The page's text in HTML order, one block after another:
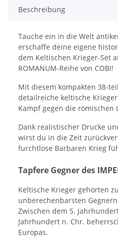
Beschreibung
Tauche ein in die Welt
erschaffe deine eigene
dem Keltischen Krieger-Set
ROMANUM-Reihe von COBI!
Mit diesem kompakten 38-
detailreiche keltische
Kampf gegen die römischen
Dank realistischer Drucke
wirst du in die Zeit
furchtlose Barbaren Krieg
Tapfere Gegner des
Keltische Krieger gehörten
unberechenbarsten
Zwischen dem 5.
Jahrhundert n. Chr.
Europas.